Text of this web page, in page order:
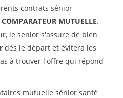
contrats sénior
COMPARATEUR MUTUELLE.
le senior s'assure de bien
dès le départ et évitera les
à trouver l'offre qui répond
mutuelle sénior santé